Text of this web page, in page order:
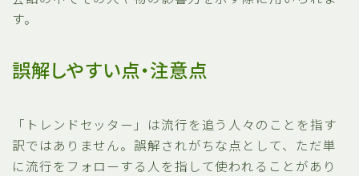
す。
誤解しやすい点・注意点
「トレンドセッター」は流行を追う人々のことを指す
訳ではありません。誤解されがちな点として、ただ単
に流行をフォローする人を指して使われることがあり